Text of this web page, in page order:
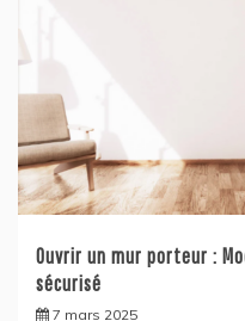
Ouvrir un mur porteur :
sécurisé
7 mars 2025